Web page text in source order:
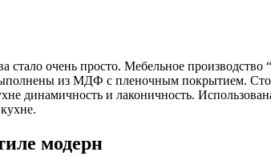
стало очень просто. Мебельное производство
из МДФ с пленочным покрытием.
динамичность и лаконичность.
модерн